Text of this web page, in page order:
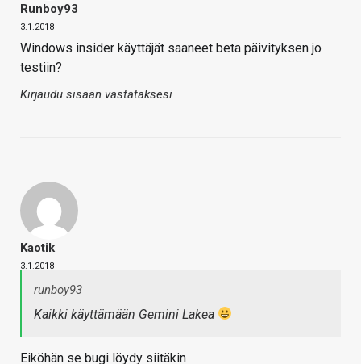
Runboy93
3.1.2018
Windows insider käyttäjät saaneet beta päivityksen jo
testiin?
Kirjaudu sisään vastataksesi
Kaotik
3.1.2018
runboy93
Kaikki käyttämään Gemini Lakea
Eiköhän se bugi löydy siitäkin